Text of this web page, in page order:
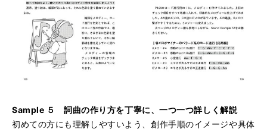
Sample ５ 詞曲の作り方を丁寧に、一つ一つ詳しく解説
初めての方にも理解しやすいよう、創作手順のイメージや具体